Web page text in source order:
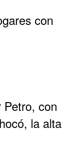
con
con
la alta